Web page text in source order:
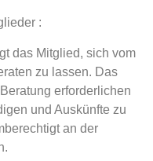
:
das Mitglied, sich vom
zu lassen. Das
erforderlichen
und Auskünfte zu
an der